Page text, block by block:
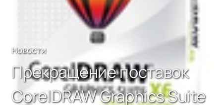
Новости
Прекращение поставок
CorelDRAW Graphics Suite